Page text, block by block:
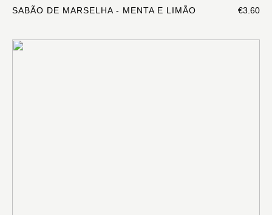
SABÃO DE MARSELHA - MENTA E LIMÃO €3.60